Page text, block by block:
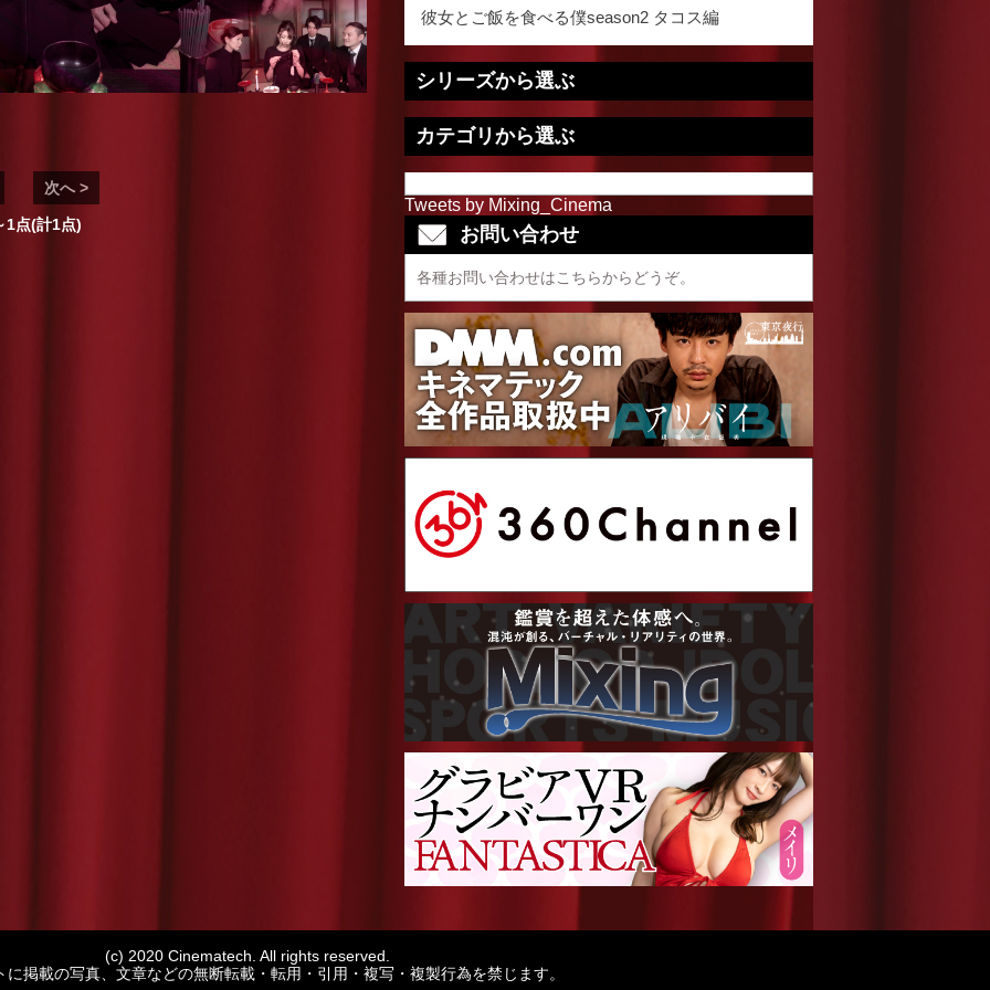
次へ >
1点(計1点)
彼女とご飯を食べる僕season2 タコス編
シリーズから選ぶ
カテゴリから選ぶ
Tweets by Mixing_Cinema
お問い合わせ
各種お問い合わせはこちらからどうぞ。
(c) 2020 Cinematech. All rights reserved.
に掲載の写真、文章などの無断転載・転用・引用・複写・複製行為を禁じます。